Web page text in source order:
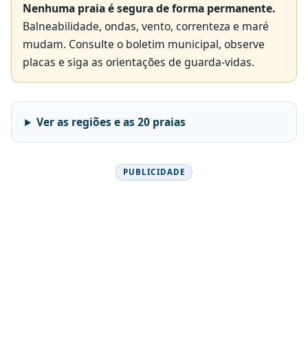
Nenhuma praia é segura de forma permanente.
Balneabilidade, ondas, vento, correnteza e maré
mudam. Consulte o boletim municipal, observe
placas e siga as orientações de guarda-vidas.
Ver as regiões e as 20 praias
PUBLICIDADE